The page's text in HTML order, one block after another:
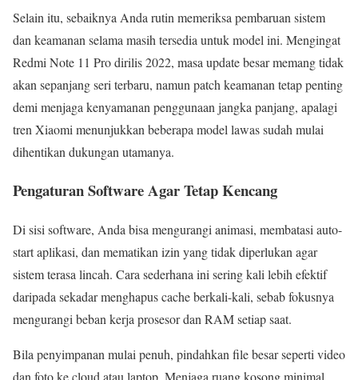
Selain itu, sebaiknya Anda rutin memeriksa pembaruan sistem
dan keamanan selama masih tersedia untuk model ini. Mengingat
Redmi Note 11 Pro dirilis 2022, masa update besar memang tidak
akan sepanjang seri terbaru, namun patch keamanan tetap penting
demi menjaga kenyamanan penggunaan jangka panjang, apalagi
tren Xiaomi menunjukkan beberapa model lawas sudah mulai
dihentikan dukungan utamanya.
Pengaturan Software Agar Tetap Kencang
Di sisi software, Anda bisa mengurangi animasi, membatasi auto-
start aplikasi, dan mematikan izin yang tidak diperlukan agar
sistem terasa lincah. Cara sederhana ini sering kali lebih efektif
daripada sekadar menghapus cache berkali-kali, sebab fokusnya
mengurangi beban kerja prosesor dan RAM setiap saat.
Bila penyimpanan mulai penuh, pindahkan file besar seperti video
dan foto ke cloud atau laptop. Menjaga ruang kosong minimal